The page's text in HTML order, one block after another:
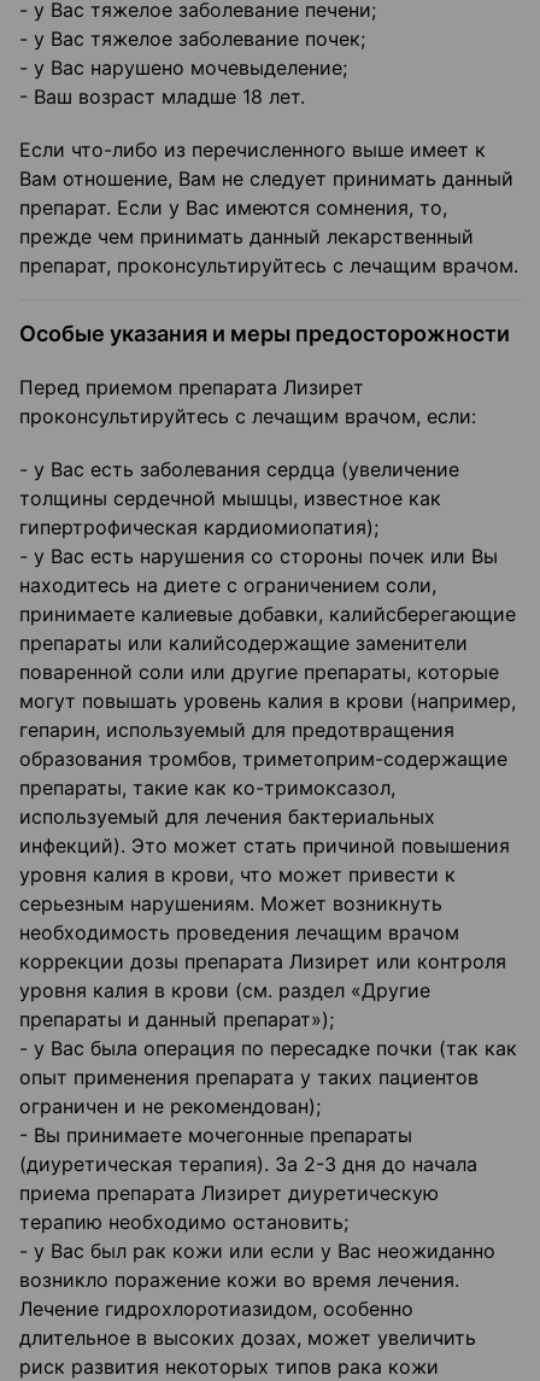
- у Вас тяжелое заболевание печени;
- у Вас тяжелое заболевание почек;
- у Вас нарушено мочевыделение;
- Ваш возраст младше 18 лет.
Если что-либо из перечисленного выше имеет к
Вам отношение, Вам не следует принимать данный
препарат. Если у Вас имеются сомнения, то,
прежде чем принимать данный лекарственный
препарат, проконсультируйтесь с лечащим врачом.
Особые указания и меры предосторожности
Перед приемом препарата Лизирет
проконсультируйтесь с лечащим врачом, если:
- у Вас есть заболевания сердца (увеличение
толщины сердечной мышцы, известное как
гипертрофическая кардиомиопатия);
- у Вас есть нарушения со стороны почек или Вы
находитесь на диете с ограничением соли,
принимаете калиевые добавки, калийсберегающие
препараты или калийсодержащие заменители
поваренной соли или другие препараты, которые
могут повышать уровень калия в крови (например,
гепарин, используемый для предотвращения
образования тромбов, триметоприм-содержащие
препараты, такие как ко-тримоксазол,
используемый для лечения бактериальных
инфекций). Это может стать причиной повышения
уровня калия в крови, что может привести к
серьезным нарушениям. Может возникнуть
необходимость проведения лечащим врачом
коррекции дозы препарата Лизирет или контроля
уровня калия в крови (см. раздел «Другие
препараты и данный препарат»);
- у Вас была операция по пересадке почки (так как
опыт применения препарата у таких пациентов
ограничен и не рекомендован);
- Вы принимаете мочегонные препараты
(диуретическая терапия). За 2-3 дня до начала
приема препарата Лизирет диуретическую
терапию необходимо остановить;
- у Вас был рак кожи или если у Вас неожиданно
возникло поражение кожи во время лечения.
Лечение гидрохлоротиазидом, особенно
длительное в высоких дозах, может увеличить
риск развития некоторых типов рака кожи